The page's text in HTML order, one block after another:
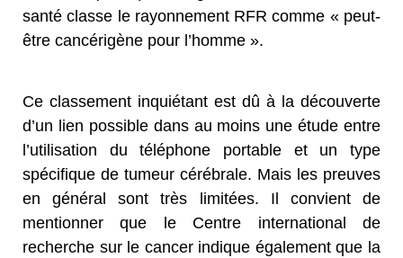
santé classe le rayonnement RFR comme « peut-
être cancérigène pour l’homme ».
Ce classement inquiétant est dû à la découverte
d’un lien possible dans au moins une étude entre
l’utilisation du téléphone portable et un type
spécifique de tumeur cérébrale. Mais les preuves
en général sont très limitées. Il convient de
mentionner que le Centre international de
recherche sur le cancer indique également que la